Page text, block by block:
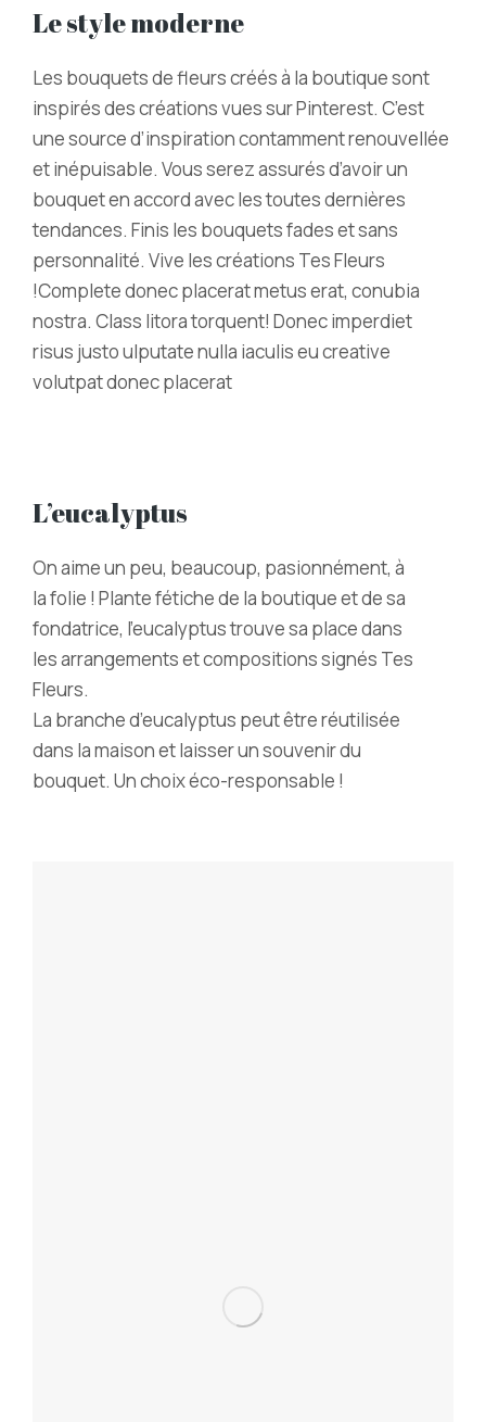
Le style moderne
Les bouquets de fleurs créés à la boutique sont
inspirés des créations vues sur Pinterest. C’est
une source d’inspiration contamment renouvellée
et inépuisable. Vous serez assurés d’avoir un
bouquet en accord avec les toutes dernières
tendances. Finis les bouquets fades et sans
personnalité. Vive les créations Tes Fleurs
!Complete donec placerat metus erat, conubia
nostra. Class litora torquent! Donec imperdiet
risus justo ulputate nulla iaculis eu creative
volutpat donec placerat
L’eucalyptus
On aime un peu, beaucoup, pasionnément, à
la folie ! Plante fétiche de la boutique et de sa
fondatrice, l’eucalyptus trouve sa place dans
les arrangements et compositions signés Tes
Fleurs.
La branche d’eucalyptus peut être réutilisée
dans la maison et laisser un souvenir du
bouquet. Un choix éco-responsable !